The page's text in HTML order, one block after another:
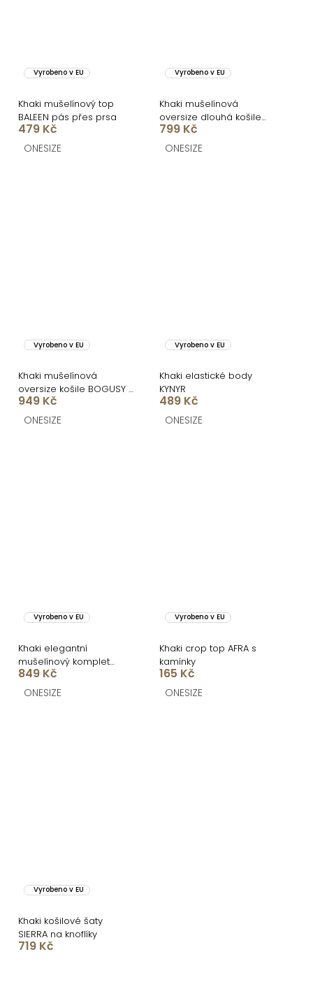
Vyrobeno v EU
Khaki mušelínový top
BALEEN pás přes prsa
479 Kč
ONESIZE
Vyrobeno v EU
Khaki mušelínová
oversize dlouhá košile
MEKATHY
799 Kč
ONESIZE
Vyrobeno v EU
Khaki mušelínová
oversize košile BOGUSY s
flitry
949 Kč
ONESIZE
Vyrobeno v EU
Khaki elastické body
KYNYR
489 Kč
ONESIZE
Vyrobeno v EU
Khaki elegantní
mušelínový komplet
SOLAN
849 Kč
ONESIZE
Vyrobeno v EU
Khaki crop top AFRA s
kamínky
165 Kč
ONESIZE
Vyrobeno v EU
Khaki košilové šaty
SIERRA na knoflíky
719 Kč